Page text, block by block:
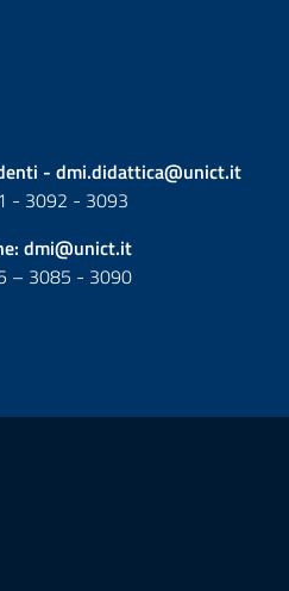
- dmi.didattica@unict.it
- 3092 - 3093
dmi@unict.it
– 3085 - 3090
utili